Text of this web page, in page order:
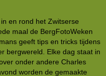
en rond het Zwitserse
maal de BergFotoWeken
geeft tips en tricks tijdens
bergwereld. Elke dag staat in
onder andere Charles
worden de gemaakte